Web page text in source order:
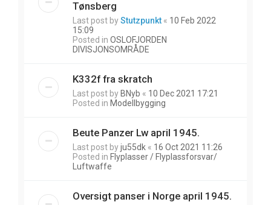
Tønsberg
Last post byStutzpunkt « 10 Feb 2022
15:09
Posted in OSLOFJORDEN
DIVISJONSOMRÅDE
K332f fra skratch
Last post by BNyb « 10 Dec 2021 17:21
Posted in Modellbygging
Beute Panzer Lw april 1945.
Last post byju55dk « 16 Oct 2021 11:26
Posted in Flyplasser / Flyplassforsvar/
Luftwaffe
Oversigt panser i Norge april 1945.